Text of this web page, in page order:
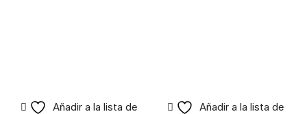
Añadir a la lista de
Añadir a la lista de